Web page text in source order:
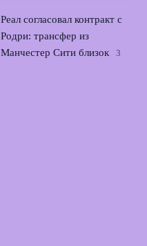
Реал согласовал контракт с
Родри: трансфер из
Манчестер Сити близок
3